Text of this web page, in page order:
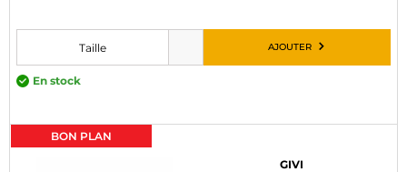
Veuillez choisir une taille avant d’ajouter au panier
Taille
En stock
AJOUTER
BON PLAN
GIVI